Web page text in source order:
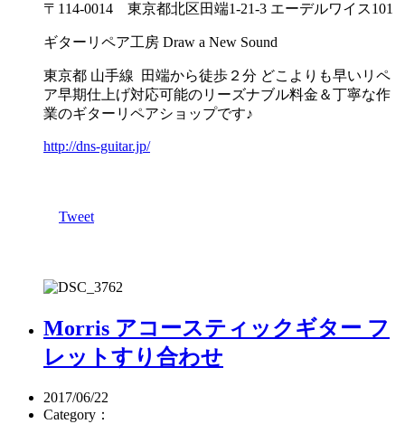
〒114-0014 東京都北区田端1-21-3 エーデルワイス101
ギターリペア工房 Draw a New Sound
東京都 山手線 田端から徒歩２分 どこよりも早いリペ
ア早期仕上げ対応可能のリーズナブル料金＆丁寧な作
業のギターリペアショップです♪
http://dns-guitar.jp/
Tweet
Morris アコースティックギター フ
レットすり合わせ
2017/06/22
Category：